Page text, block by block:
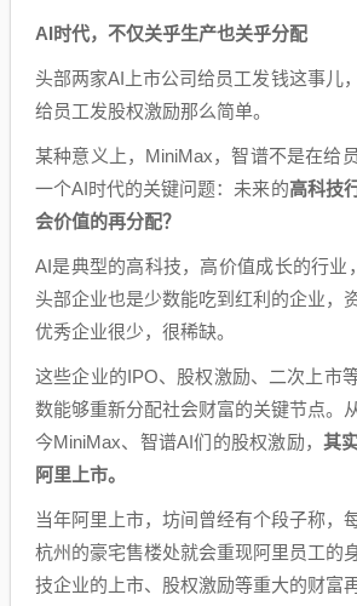
AI时代，不仅关乎生产也关乎分配
头部两家AI上市公司给员工发钱这事儿
给员工发股权激励那么简单。
某种意义上，MiniMax，智谱不是在给
一个AI时代的关键问题：未来的高科技
会价值的再分配？
AI是典型的高科技，高价值成长的行业
头部企业也是少数能吃到红利的企业，
优秀企业很少，很稀缺。
这些企业的IPO、股权激励、二次上市
数能够重新分配社会财富的关键节点。
今MiniMax、智谱AI们的股权激励， 其
阿里上市。
当年阿里上市，坊间曾经有个段子称，
杭州的豪宅售楼处就会重现阿里员工的
技企业的上市、股权激励等重大的财富